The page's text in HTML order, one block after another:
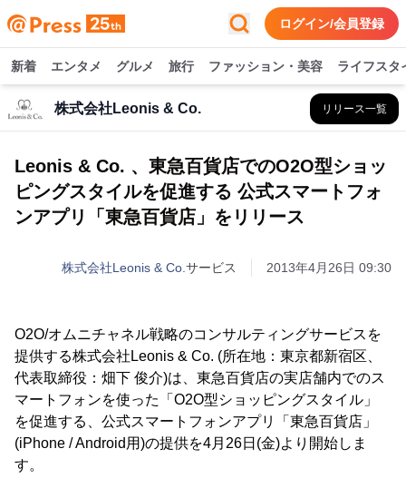
ログイン/会員登録
新着 エンタメ グルメ 旅行 ファッション・美容 ライフスタ
株式会社Leonis & Co. リリース一覧
Leonis & Co. 、東急百貨店でのO2O型ショッ
ピングスタイルを促進する 公式スマートフォ
ンアプリ「東急百貨店」をリリース
株式会社Leonis & Co. サービス 2013年4月26日 09:30
O2O/オムニチャネル戦略のコンサルティングサービスを
提供する株式会社Leonis & Co. (所在地：東京都新宿区、
代表取締役：畑下 俊介)は、東急百貨店の実店舗内でのス
マートフォンを使った「O2O型ショッピングスタイル」
を促進する、公式スマートフォンアプリ「東急百貨店」
(iPhone / Android用)の提供を4月26日(金)より開始しま
す。